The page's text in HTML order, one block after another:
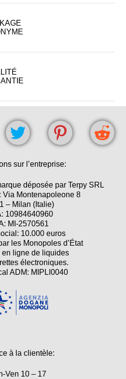
sur l’entreprise:
déposée par Terpy SRL
Via Montenapoleone 8
– Milan (Italie)
10984640960
MI-2570561
10.000 euros
les Monopoles d’État
en ligne de liquides
électroniques.
ADM: MIPLI0040
à la clientèle:
Ven 10 – 17